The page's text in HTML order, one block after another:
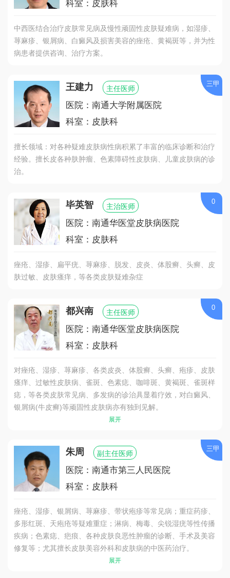
科室：皮肤科
中西医结合治疗皮肤常见病及慢性顽固性皮肤疑难病，如湿疹、
荨麻疹、银屑病、白癜风及损害美容的痤疮、黄褐斑等，并为性
病患者提供咨询、治疗方案。
王建力 主任医师
医院：南通大学附属医院
科室：皮肤科
擅长领域：对各种疑难皮肤病性病积累了丰富的临床诊断和治疗
经验。擅长皮各种肤肿瘤、色素障碍性皮肤病、儿童皮肤病的诊
治。
三甲
毕英智 主治医师
医院：南通华医堂皮肤病医院
科室：皮肤科
痤疮、湿疹、扁平疣、荨麻疹、脱发、皮炎、体股癣、头癣、皮
肤过敏、皮肤瘙痒，等各类皮肤疑难杂症
0
都兴南 主任医师
医院：南通华医堂皮肤病医院
科室：皮肤科
对痤疮、湿疹、荨麻疹、各类皮炎、体股癣、头癣、疱疹、皮肤
瘙痒、过敏性皮肤病、雀斑、色素痣、咖啡斑、黄褐斑、雀斑样
痣，等各类皮肤常见病、多发病的诊治具显着疗效，对白癜风、
银屑病(牛皮癣)等顽固性皮肤病亦有独到见解。
展开
0
朱周 副主任医师
医院：南通市第三人民医院
科室：皮肤科
痤疮、湿疹、银屑病、荨麻疹、带状疱疹等常见病；重症药疹、
多形红斑、天疱疮等疑难重症；淋病、梅毒、尖锐湿疣等性传播
疾病；色素痣、疤痕、各种皮肤良恶性肿瘤的诊断、手术及美容
修复等；尤其擅长皮肤美容外科和皮肤病的中医药治疗。
展开
三甲